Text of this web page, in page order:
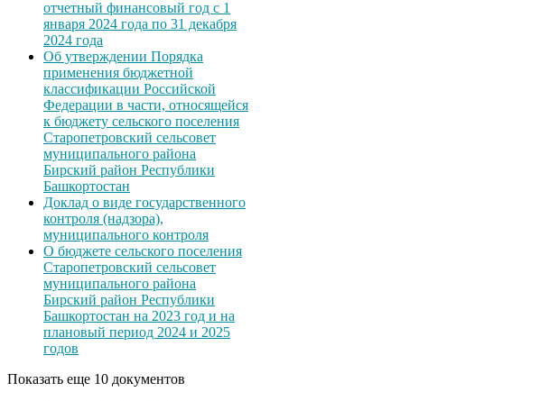
отчетный финансовый год с 1
января 2024 года по 31 декабря
2024 года
Об утверждении Порядка
применения бюджетной
классификации Российской
Федерации в части, относящейся
к бюджету сельского поселения
Старопетровский сельсовет
муниципального района
Бирский район Республики
Башкортостан
Доклад о виде государственного
контроля (надзора),
муниципального контроля
О бюджете сельского поселения
Старопетровский сельсовет
муниципального района
Бирский район Республики
Башкортостан на 2023 год и на
плановый период 2024 и 2025
годов
Показать еще 10 документов